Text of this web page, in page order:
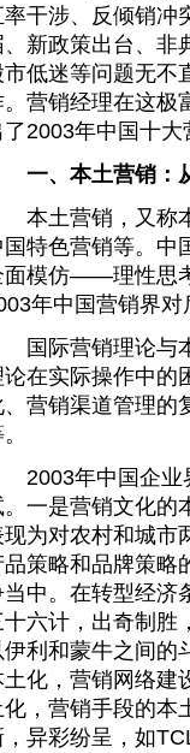
率干涉、反倾销冲
、新政策出台、非
市低迷等问题无不
。营销经理在这极
了2003年中国十大
一、本土营销：
土营销，又称本
国特色营销等。
面模仿——理性思
年中国营销界
际营销理论与本
论在实际操作中的
、营销渠道管理的
年中国企业
。一是营销文化的
现为对农村和城市
品策略和品牌策略
当中。在转型经济
十六计，出奇制胜
伊利和蒙牛之间的
土化，营销网络建
化，营销手段的本
，异彩纷呈，如